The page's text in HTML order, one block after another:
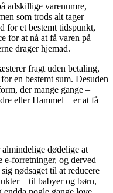
adskillige varenumre,
som trods alt tager
for et bestemt tidspunkt,
for at nå at få varen på
drager hjemad.
fragt uden betaling,
en bestemt sum. Desuden
der mange gange –
eller Hammel – er at få
dødelige at
e-forretninger, og derved
nødsaget til at reducere
– til babyer og børn,